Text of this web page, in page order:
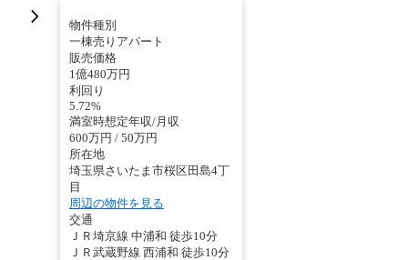
物件種別
一棟売りアパート
販売価格
1億480万円
利回り
5.72%
満室時想定年収/月収
600万円 / 50万円
所在地
埼玉県さいたま市桜区田島4丁
目
周辺の物件を見る
交通
ＪＲ埼京線 中浦和 徒歩10分
ＪＲ武蔵野線 西浦和 徒歩10分